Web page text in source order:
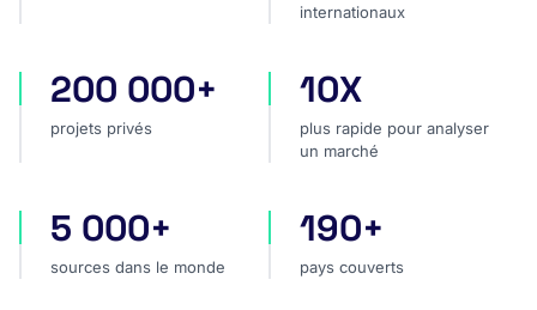
internationaux
projets privés
200 000+
projets privés
plus rapide pour analyser
10X
plus rapide pour analyser
un marché
sources dans le monde
5 000+
sources dans le monde
pays couverts
190+
pays couverts